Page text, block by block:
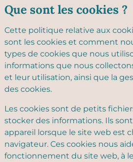
Que sont les cookies ?
Cette politique relative aux
sont les cookies et comment
types de cookies que nous
informations que nous
et leur utilisation, ainsi que la
des cookies.
Les cookies sont de petits
stocker des informations. Ils
appareil lorsque le site web est
navigateur. Ces cookies nous
fonctionnement du site web, à